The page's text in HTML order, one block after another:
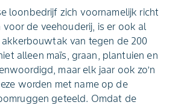
loonbedrijf zich voornamelijk richt
de veehouderij, is er ook al
akkerbouwtak van tegen de 200
alleen maïs, graan, plantuien en
maar elk jaar ook zo’n
worden met name op de
geteeld. Omdat de